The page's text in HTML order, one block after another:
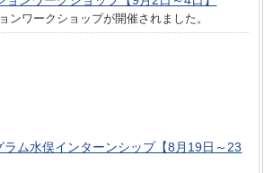
ンワークショップが開催されました。
ム水俣インターンシップ【8月19日～23